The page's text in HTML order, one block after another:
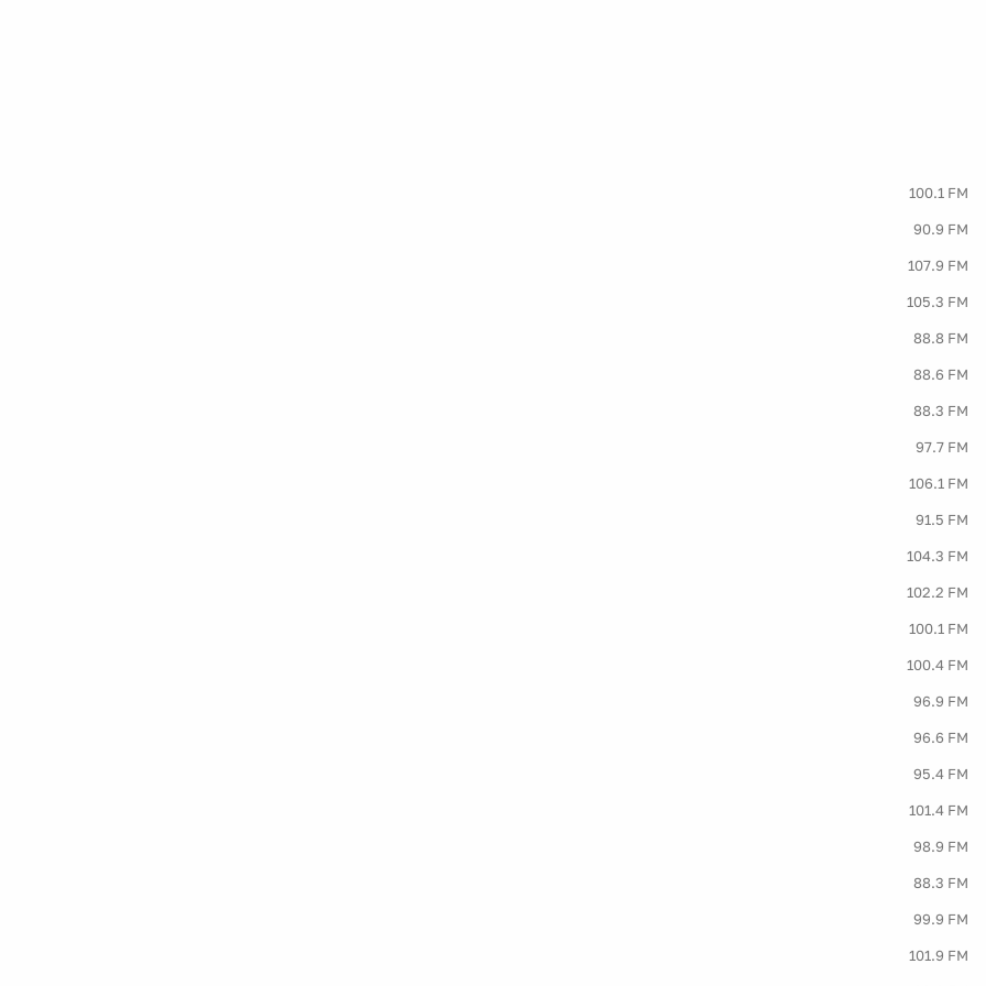
100.1 FM
90.9 FM
107.9 FM
105.3 FM
88.8 FM
88.6 FM
88.3 FM
97.7 FM
106.1 FM
91.5 FM
104.3 FM
102.2 FM
100.1 FM
100.4 FM
96.9 FM
96.6 FM
95.4 FM
101.4 FM
98.9 FM
88.3 FM
99.9 FM
101.9 FM